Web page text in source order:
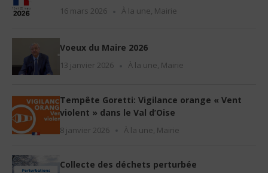
16 mars 2026 À la une, Mairie
Voeux du Maire 2026
13 janvier 2026 À la une, Mairie
Tempête Goretti: Vigilance orange « Vent
violent » dans le Val d’Oise
8 janvier 2026 À la une, Mairie
Collecte des déchets perturbée